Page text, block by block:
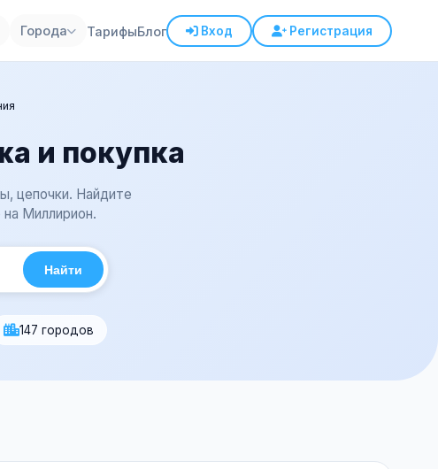
Города ТарифыБлог Вход Регистрация
и покупка
цепочки. Найдите
Миллирион.
Найти
147 городов